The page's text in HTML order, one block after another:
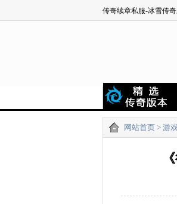
传奇续章私服-冰雪传
网站首页 > 游